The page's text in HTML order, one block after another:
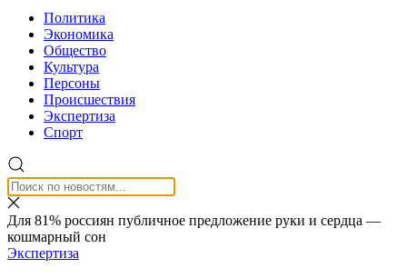
Политика
Экономика
Общество
Культура
Персоны
Происшествия
Экспертиза
Спорт
Для 81% россиян публичное предложение руки и сердца —
кошмарный сон
Экспертиза